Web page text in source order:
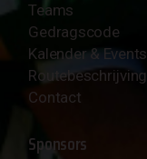
Teams
Gedragscode
Kalender & Events
Routebeschrijving
Contact
Sponsors